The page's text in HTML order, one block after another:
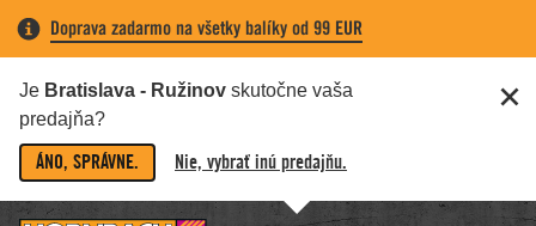
Doprava zadarmo na všetky balíky od 99 EUR
Je Bratislava - Ružinov skutočne vaša
predajňa?
ÁNO, SPRÁVNE. Nie, vybrať inú predajňu.